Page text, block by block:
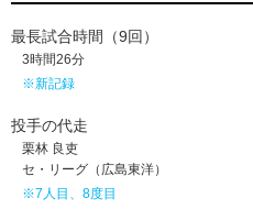
最長試合時間（9回）
3時間26分
※新記録
投手の代走
栗林 良吏
セ・リーグ（広島東洋）
※7人目、8度目